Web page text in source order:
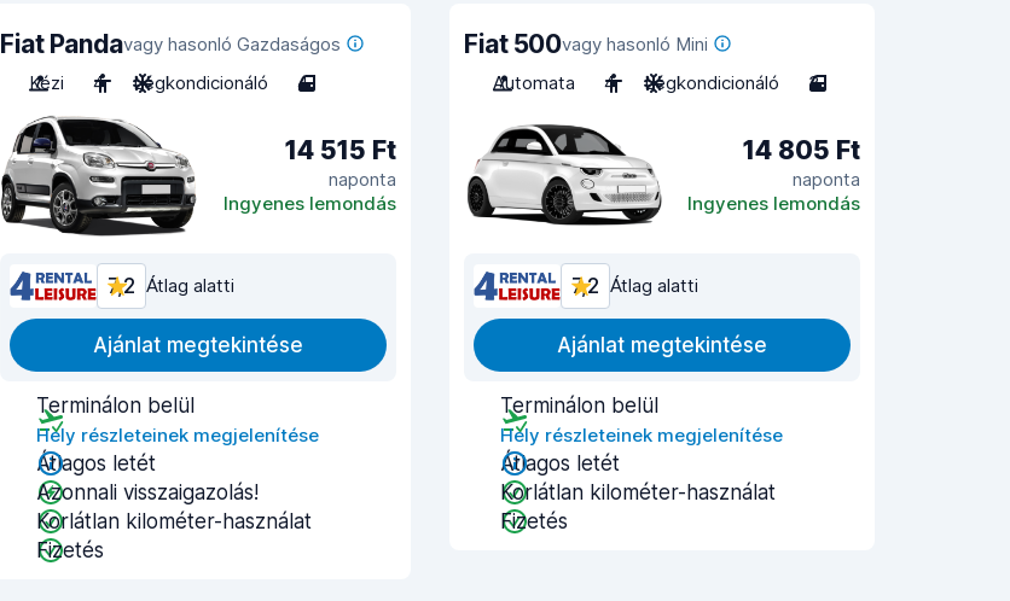
Fiat Pandavagy hasonló Gazdaságos
Kézi
4 Légkondicionáló 4
14 515 Ft
naponta
Ingyenes lemondás
7,2 Átlag alatti
Ajánlat megtekintése
Terminálon belül
Hely részleteinek megjelenítése
Átlagos letét
Azonnali visszaigazolás!
Korlátlan kilométer-használat
Fizetés
Fiat 500vagy hasonló Mini
Automata
4 Légkondicionáló 3
14 805 Ft
naponta
Ingyenes lemondás
7,2 Átlag alatti
Ajánlat megtekintése
Terminálon belül
Hely részleteinek megjelenítése
Átlagos letét
Korlátlan kilométer-használat
Fizetés